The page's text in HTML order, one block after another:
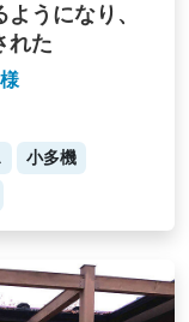
うになり、
れた
小多機